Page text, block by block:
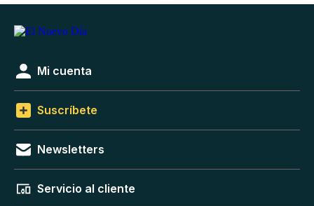
Mi cuenta
Suscríbete
Newsletters
Servicio al cliente